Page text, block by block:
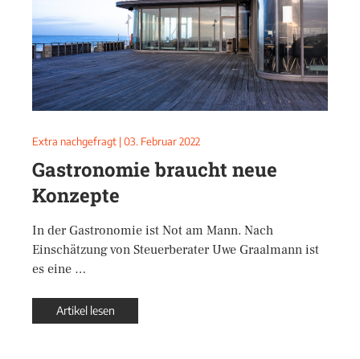
Extra nachgefragt | 03. Februar 2022
Gastronomie braucht neue
Konzepte
In der Gastronomie ist Not am Mann. Nach
Einschätzung von Steuerberater Uwe Graalmann ist
es eine …
Artikel lesen